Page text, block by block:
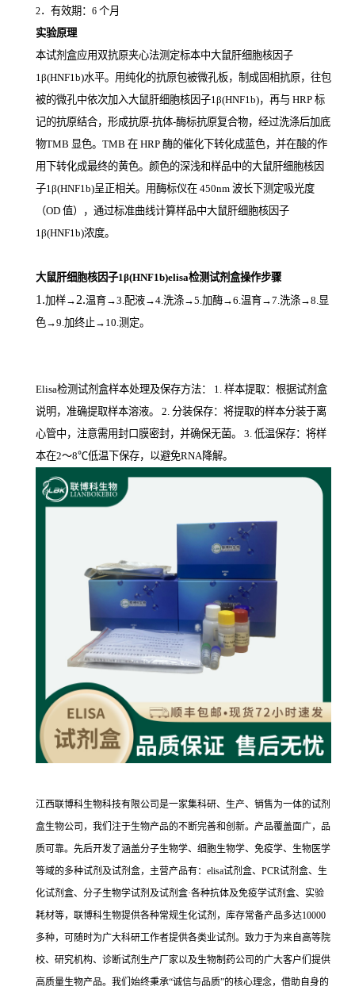
2．有效期： 6 个月
实验原理
本试剂盒应用双抗原夹心法测定标本中大鼠肝细胞核因子
1β(HNF1b)水平。用纯化的抗原包被微孔板，制成固相抗原，往包
被的微孔中依次加入大鼠肝细胞核因子1β(HNF1b)，再与 HRP 标
记的抗原结合，形成抗原-抗体-酶标抗原复合物，经过洗涤后加底
物TMB 显色。 TMB 在 HRP 酶的催化下转化成蓝色，并在酸的作
用下转化成最终的黄色。颜色的深浅和样品中的大鼠肝细胞核因
子1β(HNF1b)呈正相关。用酶标仪在 450nm 波长下测定吸光度
（OD 值），通过标准曲线计算样品中大鼠肝细胞核因子
1β(HNF1b)浓度。
大鼠肝细胞核因子1β(HNF1b)elisa检测试剂盒操作步骤
1.加样→ 2.温育→3.配液→4.洗涤→5.加酶→6.温育→7.洗涤→8.显
色→9.加终止→10.测定。
Elisa检测试剂盒样本处理及保存方法： 1. 样本提取：根据试剂盒
说明，准确提取样本溶液。 2. 分装保存：将提取的样本分装于离
心管中，注意需用封口膜密封，并确保无菌。 3. 低温保存：将样
本在2～8℃低温下保存，以避免RNA降解。
江西联博科生物科技有限公司是一家集科研、生产、销售为一体的试剂
盒生物公司，我们注于生物产品的不断完善和创新。产品覆盖面广，品
质可靠。先后开发了涵盖分子生物学、细胞生物学、免疫学、生物医学
等域的多种试剂及试剂盒，主营产品有：elisa试剂盒、PCR试剂盒、生
化试剂盒、分子生物学试剂及试剂盒·各种抗体及免疫学试剂盒、实验
耗材等，联博科生物提供各种常规生化试剂，库存常备产品多达10000
多种，可随时为广大科研工作者提供各类业试剂。致力于为来自高等院
校、研究机构、诊断试剂生产厂家以及生物制药公司的广大客户们提供
高质量生物产品。我们始终秉承“诚信与品质”的核心理念，借助自身的